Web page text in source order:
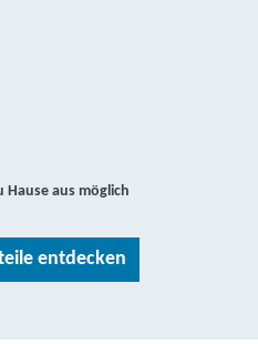
Hause aus möglich
entdecken